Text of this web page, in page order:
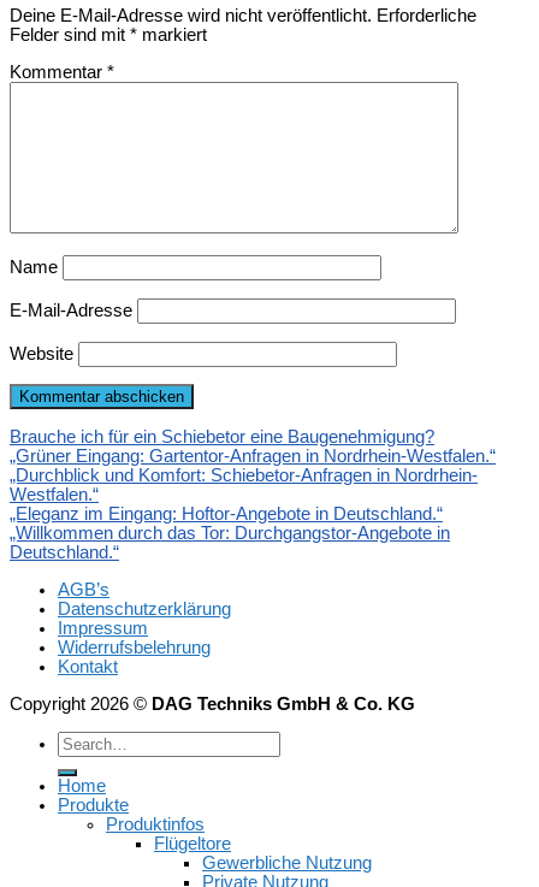
Deine E-Mail-Adresse wird nicht veröffentlicht. Erforderliche
Felder sind mit * markiert
Kommentar *
Name
E-Mail-Adresse
Website
Brauche ich für ein Schiebetor eine Baugenehmigung?
„Grüner Eingang: Gartentor-Anfragen in Nordrhein-Westfalen.“
„Durchblick und Komfort: Schiebetor-Anfragen in Nordrhein-
Westfalen.“
„Eleganz im Eingang: Hoftor-Angebote in Deutschland.“
„Willkommen durch das Tor: Durchgangstor-Angebote in
Deutschland.“
AGB’s
Datenschutzerklärung
Impressum
Widerrufsbelehrung
Kontakt
Copyright 2026 © DAG Techniks GmbH & Co. KG
Home
Produkte
Produktinfos
Flügeltore
Gewerbliche Nutzung
Private Nutzung